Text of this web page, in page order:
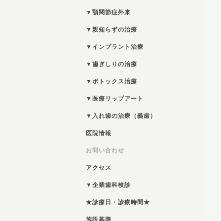
▼顎関節症外来
▼親知らずの治療
▼インプラント治療
▼歯ぎしりの治療
▼ボトックス治療
▼医療リップアート
▼入れ歯の治療（義歯）
医院情報
お問い合わせ
アクセス
▼企業歯科検診
★診療日・診療時間★
施設基準